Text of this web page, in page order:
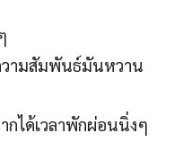
วามสัมพันธ์มันหวาน
ได้เวลาพักผ่อนนิ่งๆ